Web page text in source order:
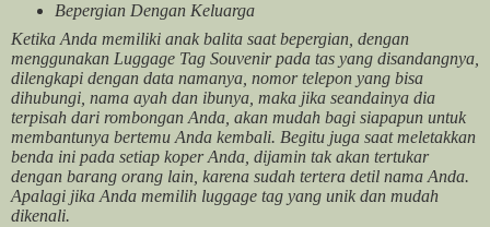
Bepergian Dengan Keluarga
Ketika Anda memiliki anak balita saat bepergian, dengan
menggunakan Luggage Tag Souvenir pada tas yang disandangnya,
dilengkapi dengan data namanya, nomor telepon yang bisa
dihubungi, nama ayah dan ibunya, maka jika seandainya dia
terpisah dari rombongan Anda, akan mudah bagi siapapun untuk
membantunya bertemu Anda kembali. Begitu juga saat meletakkan
benda ini pada setiap koper Anda, dijamin tak akan tertukar
dengan barang orang lain, karena sudah tertera detil nama Anda.
Apalagi jika Anda memilih luggage tag yang unik dan mudah
dikenali.